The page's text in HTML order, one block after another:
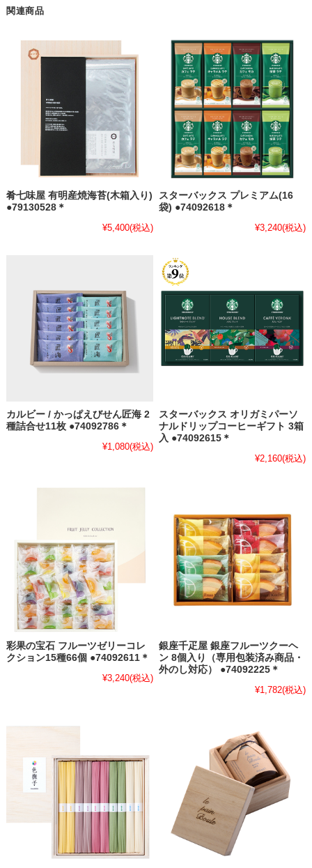
関連商品
肴七味屋 有明産焼海苔(木箱入り)
●79130528＊
¥5,400(税込)
スターバックス プレミアム(16
袋) ●74092618＊
¥3,240(税込)
カルビー / かっぱえびせん匠海 2
種詰合せ11枚 ●74092786＊
¥1,080(税込)
スターバックス オリガミパーソ
ナルドリップコーヒーギフト 3箱
入 ●74092615＊
¥2,160(税込)
彩果の宝石 フルーツゼリーコレ
クション15種66個 ●74092611＊
¥3,240(税込)
銀座千疋屋 銀座フルーツクーヘ
ン 8個入り（専用包装済み商品・
外のし対応） ●74092225＊
¥1,782(税込)